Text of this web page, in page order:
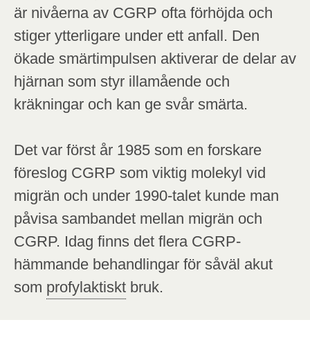
är nivåerna av CGRP ofta förhöjda och
stiger ytterligare under ett anfall. Den
ökade smärtimpulsen aktiverar de delar av
hjärnan som styr illamående och
kräkningar och kan ge svår smärta.
Det var först år 1985 som en forskare
föreslog CGRP som viktig molekyl vid
migrän och under 1990-talet kunde man
påvisa sambandet mellan migrän och
CGRP. Idag finns det flera CGRP-
hämmande behandlingar för såväl akut
som profylaktiskt bruk.